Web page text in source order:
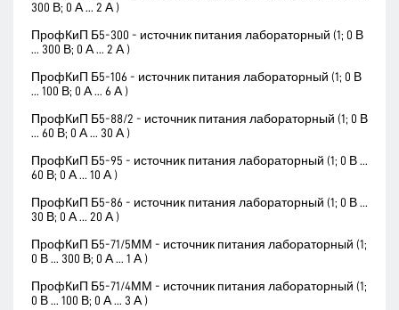
300 В; 0 А ... 2 А )
ПрофКиП Б5-300 - источник питания лабораторный (1; 0 В
... 300 В; 0 А ... 2 А )
ПрофКиП Б5-106 - источник питания лабораторный (1; 0 В
... 100 В; 0 А ... 6 А )
ПрофКиП Б5-88/2 - источник питания лабораторный (1; 0 В
... 60 В; 0 А ... 30 А )
ПрофКиП Б5-95 - источник питания лабораторный (1; 0 В ...
60 В; 0 А ... 10 А )
ПрофКиП Б5-86 - источник питания лабораторный (1; 0 В ...
30 В; 0 А ... 20 А )
ПрофКиП Б5-71/5ММ - источник питания лабораторный (1;
0 В ... 300 В; 0 А ... 1 А )
ПрофКиП Б5-71/4ММ - источник питания лабораторный (1;
0 В ... 100 В; 0 А ... 3 А )